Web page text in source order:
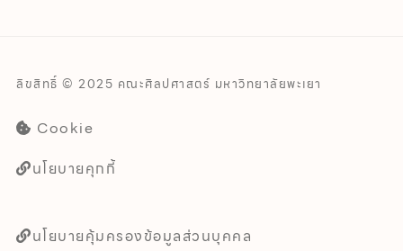
ลิขสิทธิ์ © 2025 คณะศิลปศาสตร์ มหาวิทยาลัยพะเยา
Cookie
นโยบายคุกกี้
นโยบายคุ้มครองข้อมูลส่วนบุคคล